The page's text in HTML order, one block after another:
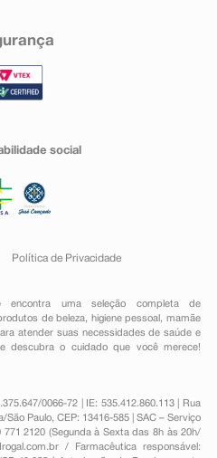
social
Política de Privacidade
encontra uma seleção completa de
de beleza, higiene pessoal ,mamãe
atender suas necessidades de saúde e
descubra o cuidado que você merece!
0066-72 | IE: 535.412.860.113 | Rua
Paulo, CEP: 13416-585 | SAC – Serviço
2120 (Segunda à Sexta das 8h às 20h/
/ Farmacêutica responsável: